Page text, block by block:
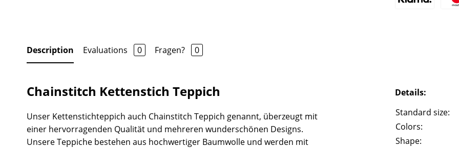
Description Evaluations 0 Fragen? 0
Chainstitch Kettenstich Teppich
Unser Kettenstichteppich auch Chainstitch Teppich genannt, überzeugt mit
einer hervorragenden Qualität und mehreren wunderschönen Designs.
Unsere Teppiche bestehen aus hochwertiger Baumwolle und werden mit
Details:
Standard size:
Colors:
Shape: